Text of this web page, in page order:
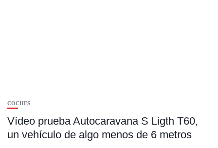
COCHES
Vídeo prueba Autocaravana S Ligth T60,
un vehículo de algo menos de 6 metros